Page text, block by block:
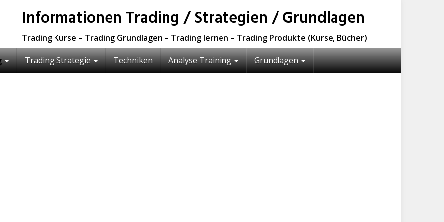
Informationen Trading / Strategien / Grundlagen
Trading Kurse – Trading Grundlagen – Trading lernen – Trading Produkte (Kurse, Bücher)
Trading Strategie Techniken Analyse Training Grundlagen